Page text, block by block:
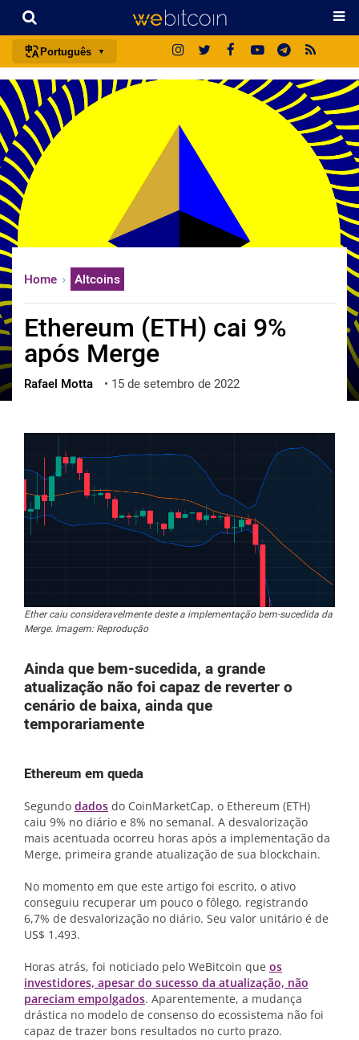
Português
português (BR)
english
español
русский
العربية
ไทย
ქართული
vietnamese
Home Altcoins
Ethereum (ETH) cai 9%
após Merge
Rafael Motta • 15 de setembro de 2022
Ether caiu consideravelmente deste a implementação bem-sucedida da
Merge. Imagem: Reprodução
Ainda que bem-sucedida, a grande
atualização não foi capaz de reverter o
cenário de baixa, ainda que
temporariamente
Ethereum em queda
Segundo dados do CoinMarketCap, o Ethereum (ETH)
caiu 9% no diário e 8% no semanal. A desvalorização
mais acentuada ocorreu horas após a implementação da
Merge, primeira grande atualização de sua blockchain.
No momento em que este artigo foi escrito, o ativo
conseguiu recuperar um pouco o fôlego, registrando
6,7% de desvalorização no diário. Seu valor unitário é de
US$ 1.493.
Horas atrás, foi noticiado pelo WeBitcoin que os
investidores, apesar do sucesso da atualização, não
pareciam empolgados. Aparentemente, a mudança
drástica no modelo de consenso do ecossistema não foi
capaz de trazer bons resultados no curto prazo.